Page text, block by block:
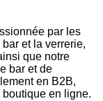
par les
et la verrerie,
que notre
bar et de
en B2B,
en ligne.